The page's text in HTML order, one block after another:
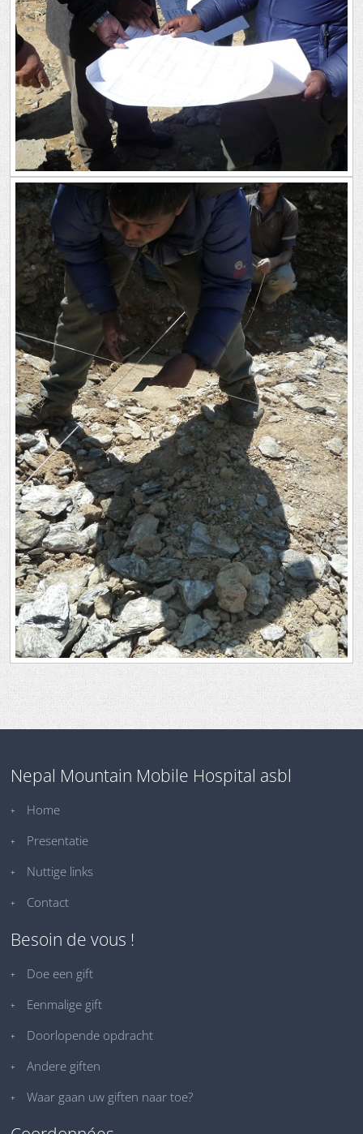
Nepal Mountain Mobile Hospital asbl
Home
Presentatie
Nuttige links
Contact
Besoin de vous !
Doe een gift
Eenmalige gift
Doorlopende opdracht
Andere giften
Waar gaan uw giften naar toe?